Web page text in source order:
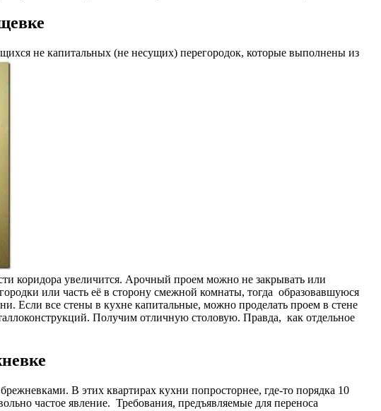
не капитальных (не несущих) перегородок, которые выполнены из
коридора увеличится. Арочный проем можно не закрывать или
или часть её в сторону смежной комнаты, тогда образовавшуюся
Если все стены в кухне капитальные, можно проделать проем в стене
Получим отличную столовую. Правда, как отдельное
В этих квартирах кухни попросторнее, где-то порядка 10
частое явление. Требования, предъявляемые для переноса